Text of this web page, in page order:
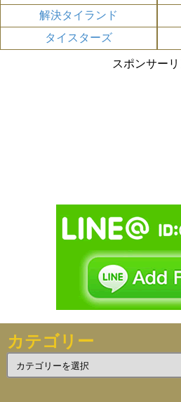
解決タイランド
タイスターズ
スポンサー
カテゴリー
テ